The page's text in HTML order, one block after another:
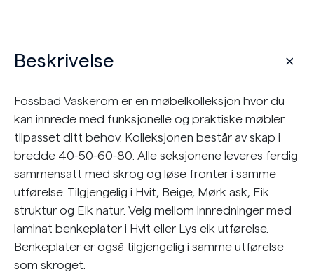
Beskrivelse
Fossbad Vaskerom er en møbelkolleksjon hvor du
kan innrede med funksjonelle og praktiske møbler
tilpasset ditt behov. Kolleksjonen består av skap i
bredde 40-50-60-80. Alle seksjonene leveres ferdig
sammensatt med skrog og løse fronter i samme
utførelse. Tilgjengelig i Hvit, Beige, Mørk ask, Eik
struktur og Eik natur. Velg mellom innredninger med
laminat benkeplater i Hvit eller Lys eik utførelse.
Benkeplater er også tilgjengelig i samme utførelse
som skroget.